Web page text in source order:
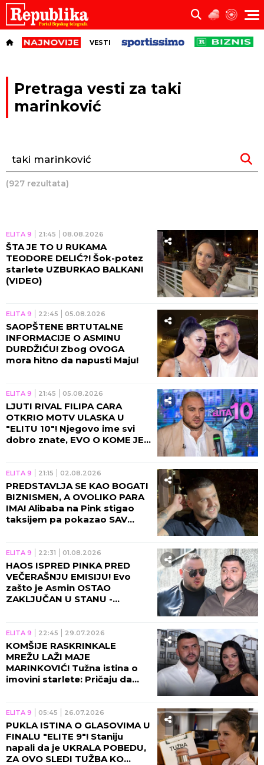
VESTI
Pretraga vesti za taki
marinković
(927 rezultata)
ELITA 9 21:45 08.08.2026
ŠTA JE TO U RUKAMA
TEODORE DELIĆ?! Šok-potez
starlete UZBURKAO BALKAN!
(VIDEO)
ELITA 9 22:45 05.08.2026
SAOPŠTENE BRTUTALNE
INFORMACIJE O ASMINU
DURDŽIĆU! Zbog OVOGA
mora hitno da napusti Maju!
ELITA 9 21:45 05.08.2026
LJUTI RIVAL FILIPA CARA
OTKRIO MOTV ULASKA U
"ELITU 10"! Njegovo ime svi
dobro znate, EVO O KOME JE
ELITA 9 21:15 02.08.2026
PREDSTAVLJA SE KAO BOGATI
BIZNISMEN, A OVOLIKO PARA
IMA! Alibaba na Pink stigao
taksijem pa pokazao SAV
ELITA 9 22:31 01.08.2026
HAOS ISPRED PINKA PRED
VEČERAŠNJU EMISIJU! Evo
zašto je Asmin OSTAO
ZAKLJUČAN U STANU -
ELITA 9 22:45 29.07.2026
KOMŠIJE RASKRINKALE
MREŽU LAŽI MAJE
MARINKOVIĆ! Tužna istina o
imovini starlete: Pričaju da
ELITA 9 05:45 26.07.2026
PUKLA ISTINA O GLASOVIMA U
FINALU "ELITE 9"! Staniju
napali da je UKRALA POBEDU,
ZA OVO SLEDI TUŽBA KO